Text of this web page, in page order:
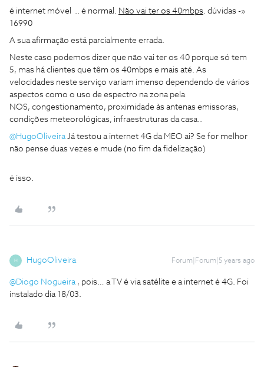
é internet móvel .. é normal. Não vai ter os 40mbps. dúvidas -»
16990
A sua afirmação está parcialmente errada.
Neste caso podemos dizer que não vai ter os 40 porque só tem
5, mas há clientes que têm os 40mbps e mais até. As
velocidades neste serviço variam imenso dependendo de vários
aspectos como o uso de espectro na zona pela
NOS, congestionamento, proximidade às antenas emissoras,
condições meteorológicas, infraestruturas da casa..
@HugoOliveiraJá testou a internet 4G da MEO ai? Se for melhor
não pense duas vezes e mude (no fim da fidelização)
é isso.
HugoOliveira Forum|Forum|5 years ago
@Diogo Nogueira, pois… a TV é via satélite e a internet é 4G. Foi
instalado dia 18/03.